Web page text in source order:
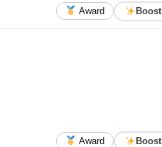
Award Boost
Award Boost